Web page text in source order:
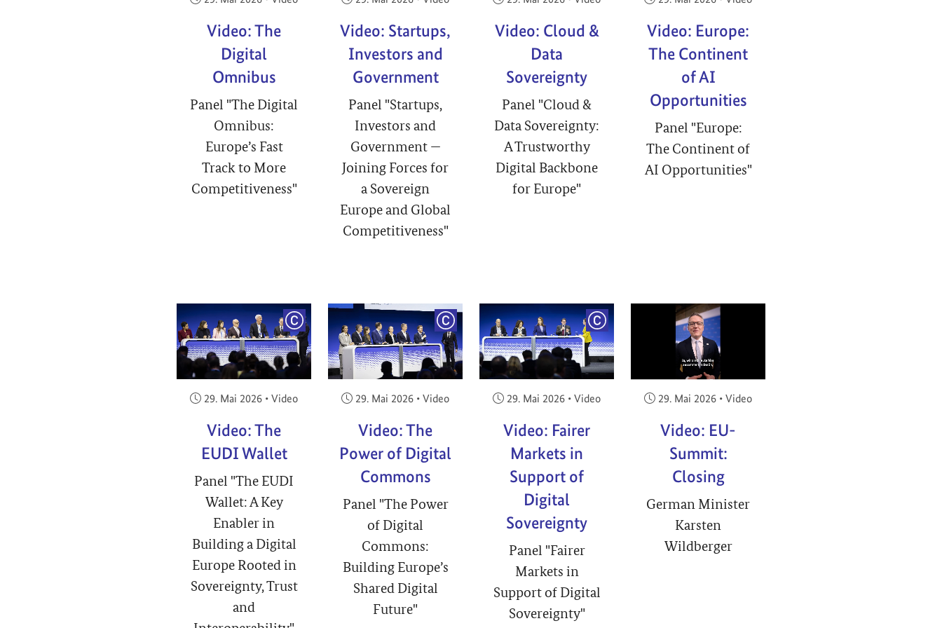
Video: The
Digital
Omnibus
Panel "The Digital
Omnibus:
Europe’s Fast
Track to More
Competitiveness"
Video: Startups,
Investors and
Government
Panel "Startups,
Investors and
Government —
Joining Forces for
a Sovereign
Europe and Global
Competitiveness"
Video: Cloud &
Data
Sovereignty
Panel "Cloud &
Data Sovereignty:
A Trustworthy
Digital Backbone
for Europe"
Video: Europe:
The Continent
of AI
Opportunities
Panel "Europe:
The Continent of
AI Opportunities"
COPYRIGHT
Veröffentlicht am:
29. Mai 2026 • Video
Video: The
EUDI Wallet
Panel "The EUDI
Wallet: A Key
Enabler in
Building a Digital
Europe Rooted in
Sovereignty, Trust
and
COPYRIGHT
Veröffentlicht am:
29. Mai 2026 • Video
Video: The
Power of Digital
Commons
Panel "The Power
of Digital
Commons:
Building Europe’s
Shared Digital
Future"
COPYRIGHT
Veröffentlicht am:
29. Mai 2026 • Video
Video: Fairer
Markets in
Support of
Digital
Sovereignty
Panel "Fairer
Markets in
Support of Digital
Sovereignty"
Veröffentlicht am:
29. Mai 2026 • Video
Video: EU-
Summit:
Closing
German Minister
Karsten
Wildberger